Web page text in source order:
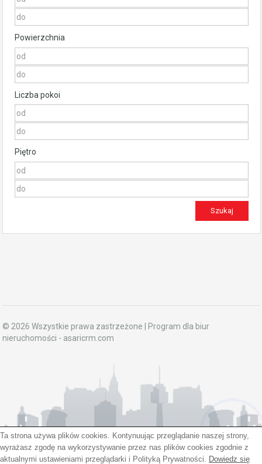
Powierzchnia
Liczba pokoi
Piętro
© 2026 Wszystkie prawa zastrzeżone | Program dla biur
nieruchomości - asaricrm.com
Ta strona używa plików cookies. Kontynuując przeglądanie naszej strony,
wyrażasz zgodę na wykorzystywanie przez nas plików cookies zgodnie z
aktualnymi ustawieniami przeglądarki i Polityką Prywatności. Dowiedz się
Hej! Chętnie Ci pomogę